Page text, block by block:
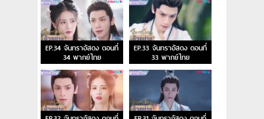
EP.34 จันทราอัสดง ตอนที่
34 พากย์ไทย
EP.33 จันทราอัสดง ตอนที่
33 พากย์ไทย